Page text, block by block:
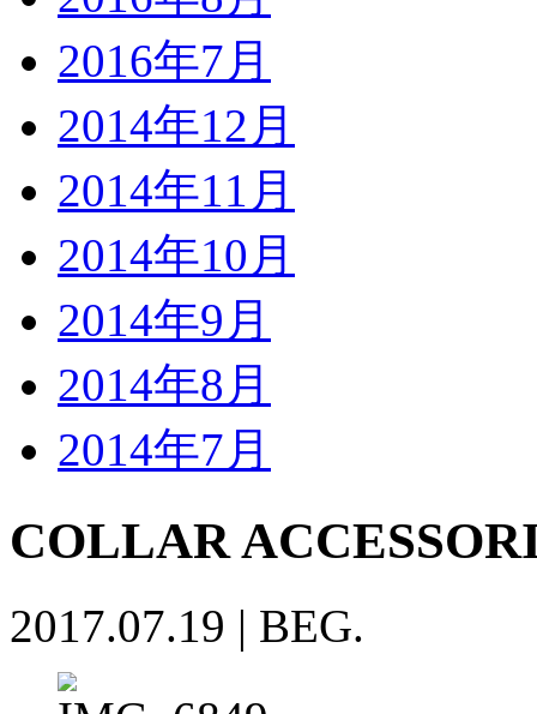
2016年7月
2014年12月
2014年11月
2014年10月
2014年9月
2014年8月
2014年7月
COLLAR
2017.07.19 | BEG.